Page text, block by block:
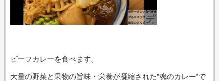
ビーフカレーを食べます。
大量の野菜と果物の旨味・栄養が凝縮された”魂のカレー”で